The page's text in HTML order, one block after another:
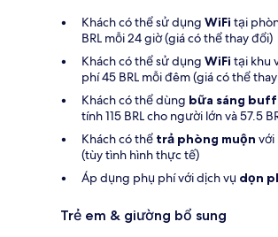
Khách có thể sử dụng WiFi tại
BRL mỗi 24 giờ (giá có thể thay đổi)
Khách có thể sử dụng WiFi tại khu
phí 45 BRL mỗi đêm (giá có thể
Khách có thể dùng bữa sáng
tính 115 BRL cho người lớn và 57.5
Khách có thể trả phòng muộn với
(tùy tình hình thực tế)
Áp dụng phụ phí với dịch vụ dọn
Trẻ em & giường bổ sung